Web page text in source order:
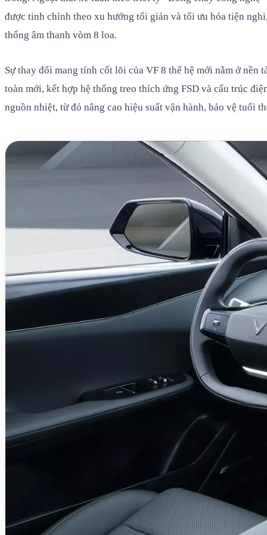
được tinh chỉnh theo xu hướng tối giản và tối ưu hóa tiện
thống âm thanh vòm 8 loa.
Sự thay đổi mang tính cốt lõi của VF 8 thế hệ mới nằm ở nền
toàn mới, kết hợp hệ thống treo thích ứng FSD và cấu trúc
nguồn nhiệt, từ đó nâng cao hiệu suất vận hành, bảo vệ tuổi